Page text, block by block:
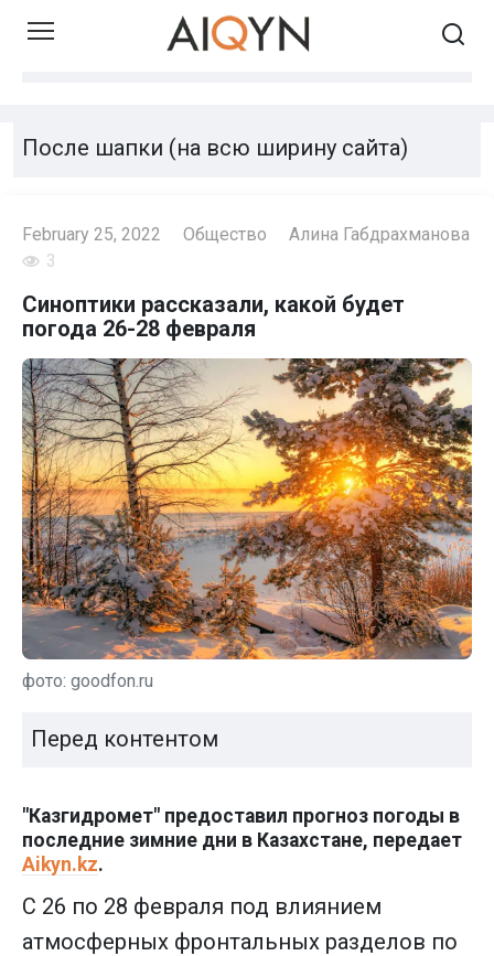
Skip
После шапки (на всю ширину сайта)
February 25, 2022 Общество
Алина Габдрахманова
3
Синоптики рассказали, какой будет
погода 26-28 февраля
фото: goodfon.ru
Перед контентом
"Казгидромет" предоставил прогноз погоды в
последние зимние дни в Казахстане, передает
Aikyn.kz.
С 26 по 28 февраля под влиянием
атмосферных фронтальных разделов по